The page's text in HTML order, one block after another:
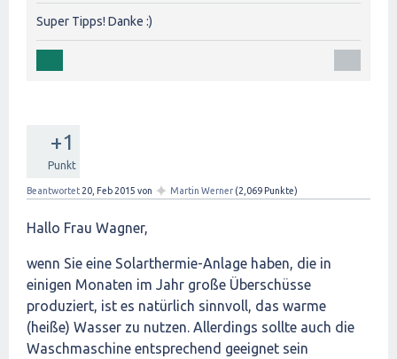
Super Tipps! Danke :)
+1
Punkt
Beantwortet 20, Feb 2015 von ✦ Martin Werner (2,069 Punkte)
Hallo Frau Wagner,
wenn Sie eine Solarthermie-Anlage haben, die in
einigen Monaten im Jahr große Überschüsse
produziert, ist es natürlich sinnvoll, das warme
(heiße) Wasser zu nutzen. Allerdings sollte auch die
Waschmaschine entsprechend geeignet sein